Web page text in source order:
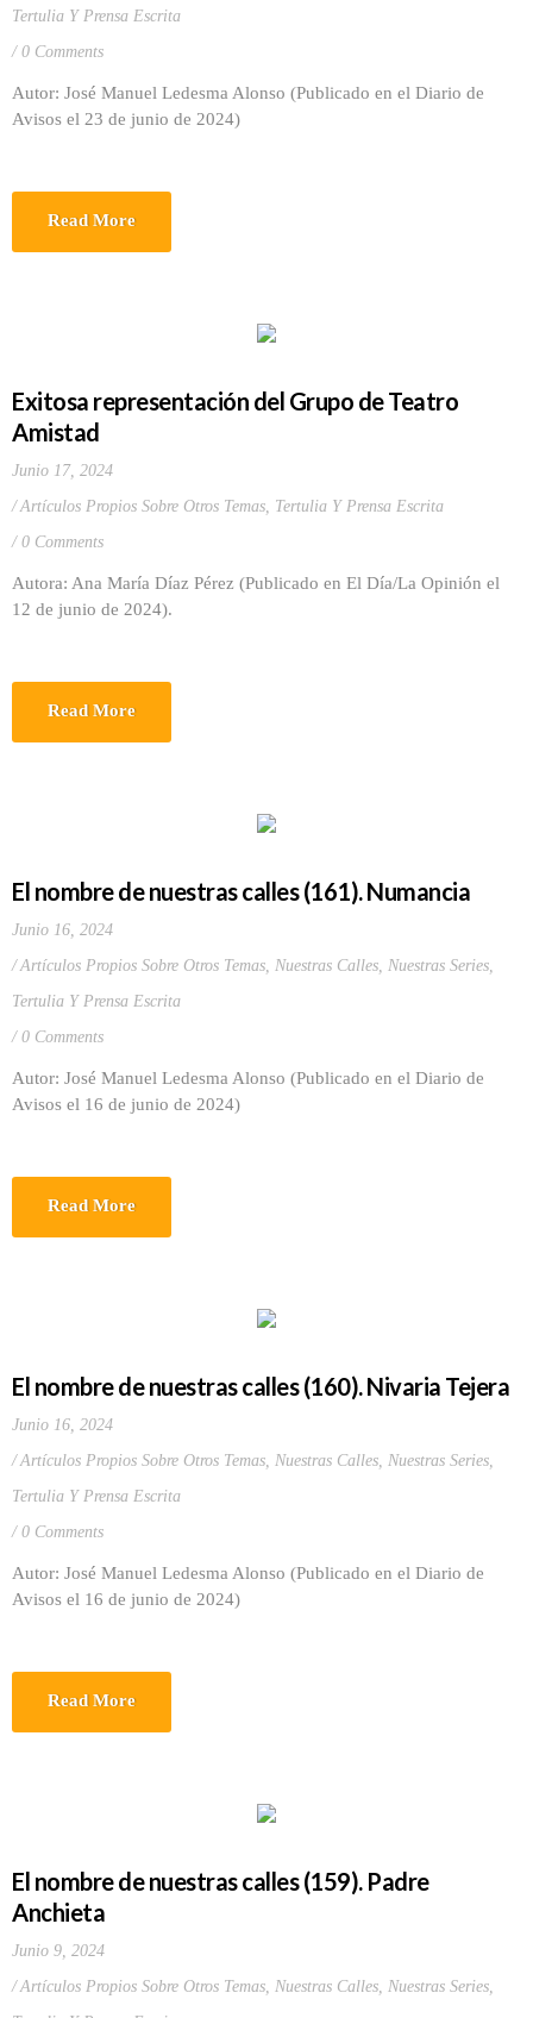
Tertulia Y Prensa Escrita
0 Comments
Autor: José Manuel Ledesma Alonso (Publicado en el Diario de
Avisos el 23 de junio de 2024)
Read More
Exitosa representación del Grupo de Teatro
Amistad
Junio 17, 2024
Artículos Propios Sobre Otros Temas, Tertulia Y Prensa Escrita
0 Comments
Autora: Ana María Díaz Pérez (Publicado en El Día/La Opinión el
12 de junio de 2024).
Read More
El nombre de nuestras calles (161). Numancia
Junio 16, 2024
Artículos Propios Sobre Otros Temas, Nuestras Calles, Nuestras Series,
Tertulia Y Prensa Escrita
0 Comments
Autor: José Manuel Ledesma Alonso (Publicado en el Diario de
Avisos el 16 de junio de 2024)
Read More
El nombre de nuestras calles (160). Nivaria Tejera
Junio 16, 2024
Artículos Propios Sobre Otros Temas, Nuestras Calles, Nuestras Series,
Tertulia Y Prensa Escrita
0 Comments
Autor: José Manuel Ledesma Alonso (Publicado en el Diario de
Avisos el 16 de junio de 2024)
Read More
El nombre de nuestras calles (159). Padre
Anchieta
Junio 9, 2024
Artículos Propios Sobre Otros Temas, Nuestras Calles, Nuestras Series,